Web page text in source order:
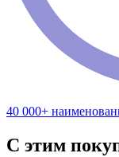
40 000+
С этим